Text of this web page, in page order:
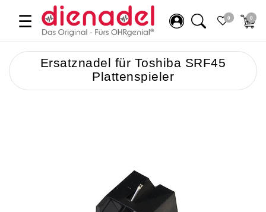
☰ 0 0
Ersatznadel für Toshiba SRF45
Plattenspieler